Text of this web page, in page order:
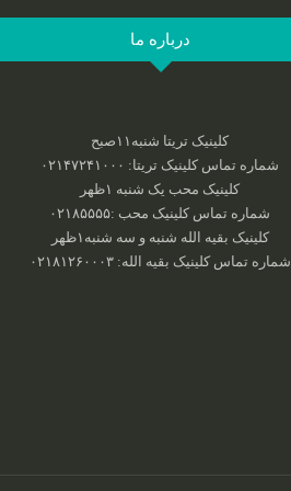
درباره ما
کلینیک تریتا شنبه۱۱صبح
شماره تماس کلینیک تریتا: ۰۲۱۴۷۲۴۱۰۰۰
کلینیک محب یک شنبه ۱ظهر
شماره تماس کلینیک محب :‌۰۲۱۸۵۵۵۵
کلینیک بقیه الله شنبه و سه شنبه۱ظهر
شماره تماس کلینیک بقیه الله: ۰۲۱۸۱۲۶۰۰۰۳